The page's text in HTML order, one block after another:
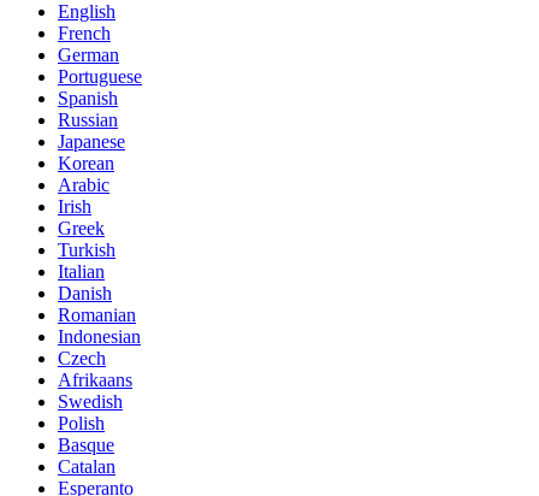
English
French
German
Portuguese
Spanish
Russian
Japanese
Korean
Arabic
Irish
Greek
Turkish
Italian
Danish
Romanian
Indonesian
Czech
Afrikaans
Swedish
Polish
Basque
Catalan
Esperanto